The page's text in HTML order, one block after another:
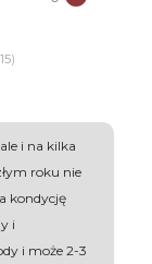
i na kilka
roku nie
kondycję
i
i może 2-3